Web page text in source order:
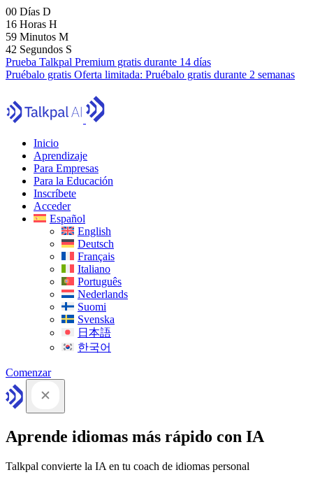
00 Días D
16 Horas H
59 Minutos M
40 Segundos S
Prueba Talkpal Premium gratis durante 14 días
Pruébalo gratis Oferta limitada: Pruébalo gratis durante 2 semanas
Inicio
Aprendizaje
Para Empresas
Para la Educación
Inscríbete
Acceder
Español
English
Deutsch
Français
Italiano
Português
Nederlands
Suomi
Svenska
日本語
한국어
Comenzar
Aprende idiomas más rápido con IA
Talkpal convierte la IA en tu coach de idiomas personal